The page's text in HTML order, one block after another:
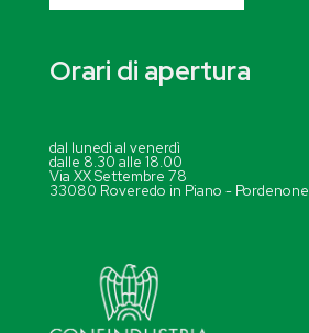
Orari di apertura
dal lunedì al venerdì
dalle 8.30 alle 18.00
Via XX Settembre 78
33080 Roveredo in Piano - Pordenone